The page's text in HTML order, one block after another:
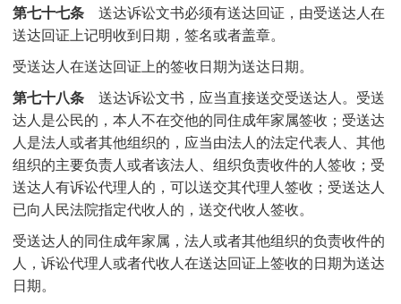
第七十七条送达诉讼文书必须有送达回证，由受送达人在
送达回证上记明收到日期，签名或者盖章。
受送达人在送达回证上的签收日期为送达日期。
第七十八条送达诉讼文书，应当直接送交受送达人。受送
达人是公民的，本人不在交他的同住成年家属签收；受送达
人是法人或者其他组织的，应当由法人的法定代表人、其他
组织的主要负责人或者该法人、组织负责收件的人签收；受
送达人有诉讼代理人的，可以送交其代理人签收；受送达人
已向人民法院指定代收人的，送交代收人签收。
受送达人的同住成年家属，法人或者其他组织的负责收件的
人，诉讼代理人或者代收人在送达回证上签收的日期为送达
日期。